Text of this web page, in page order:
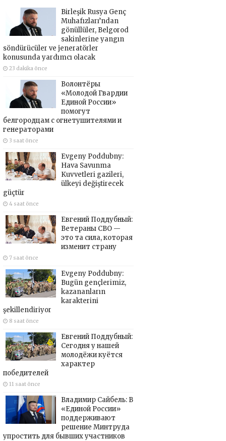
Birleşik Rusya Genç
Muhafızları’ndan
gönüllüler, Belgorod
sakinlerine yangın
söndürücüler ve jeneratörler
konusunda yardımcı olacak
23 dakika önce
Волонтёры
«Молодой Гвардии
Единой России»
помогут
белгородцам с огнетушителями и
генераторами
3 saat önce
Evgeny Poddubny:
Hava Savunma
Kuvvetleri gazileri,
ülkeyi değiştirecek
güçtür
4 saat önce
Евгений Поддубный:
Ветераны СВО —
это та сила, которая
изменит страну
7 saat önce
Evgeny Poddubny:
Bugün gençlerimiz,
kazananların
karakterini
şekillendiriyor
8 saat önce
Евгений Поддубный:
Сегодня у нашей
молодёжи куётся
характер
победителей
11 saat önce
Владимир Сайбель: В
«Единой России»
поддерживают
решение Минтруда
упростить для бывших участников